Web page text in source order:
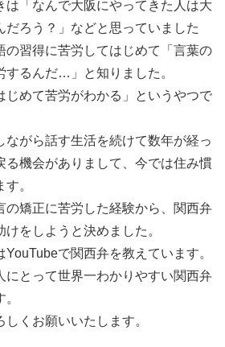
は「なんで大阪にやってきた人は大
だろう？」などと思っていました
の習得に苦労してはじめて「言葉の
するんだ…」と知りました。
じめて苦労がわかる」というやつで
ながら話す生活を続けて数年が経っ
る機会がありまして、今では住み慣
。
の矯正に苦労した経験から、関西弁
をしようと決めました。
で関西弁を教えています。
にとって世界一わかりやすい関西弁
くお願いいたします。